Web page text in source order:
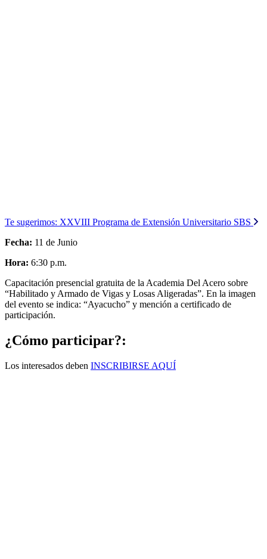
Te sugerimos: XXVIII Programa de Extensión Universitario SBS
Fecha: 11 de Junio
Hora: 6:30 p.m.
Capacitación presencial gratuita de la Academia Del Acero sobre
“Habilitado y Armado de Vigas y Losas Aligeradas”. En la imagen
del evento se indica: “Ayacucho” y mención a certificado de
participación.
¿Cómo participar?:
Los interesados deben INSCRIBIRSE AQUÍ